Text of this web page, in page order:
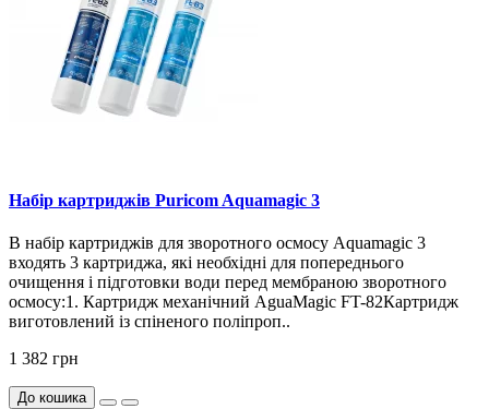
Набір картриджів Puricom Aquamagic 3
В набір картриджів для зворотного осмосу Aquamagic 3
входять 3 картриджа, які необхідні для попереднього
очищення і підготовки води перед мембраною зворотного
осмосу:1. Картридж механічний AguaMagic FT-82Картридж
виготовлений із спіненого поліпроп..
1 382 грн
До кошика